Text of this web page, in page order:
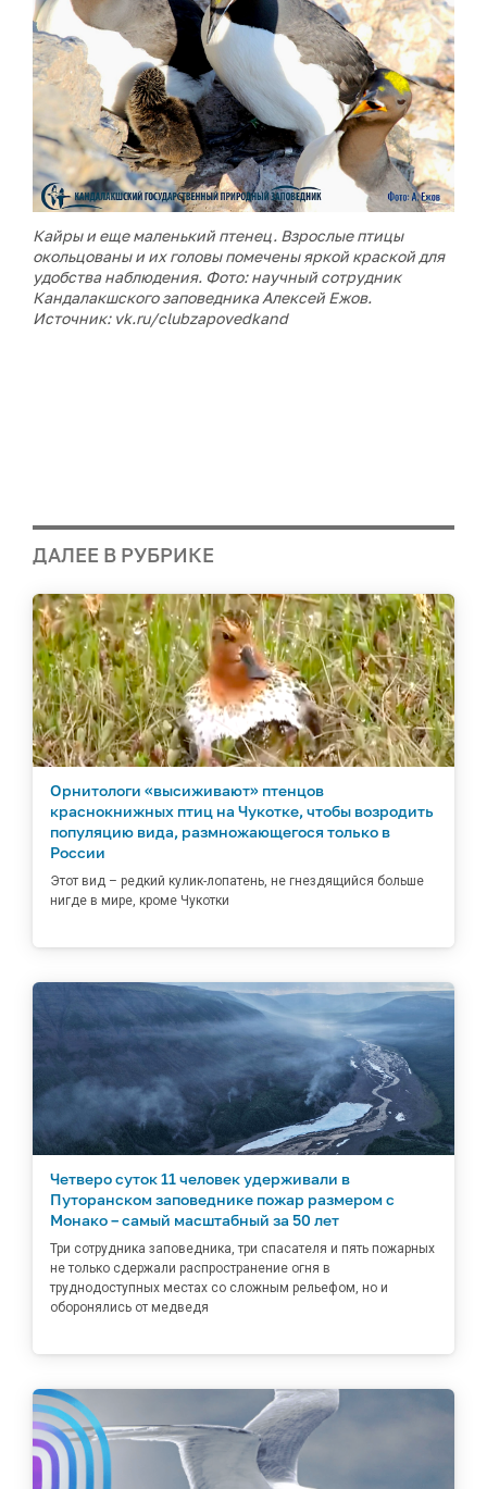
Кайры и еще маленький птенец. Взрослые птицы
окольцованы и их головы помечены яркой краской для
удобства наблюдения. Фото: научный сотрудник
Кандалакшского заповедника Алексей Ежов.
Источник: vk.ru/clubzapovedkand
ДАЛЕЕ В РУБРИКЕ
Орнитологи «высиживают» птенцов
краснокнижных птиц на Чукотке, чтобы возродить
популяцию вида, размножающегося только в
России
Этот вид – редкий кулик-лопатень, не гнездящийся больше
нигде в мире, кроме Чукотки
Четверо суток 11 человек удерживали в
Путоранском заповеднике пожар размером с
Монако – самый масштабный за 50 лет
Три сотрудника заповедника, три спасателя и пять пожарных
не только сдержали распространение огня в
труднодоступных местах со сложным рельефом, но и
оборонялись от медведя